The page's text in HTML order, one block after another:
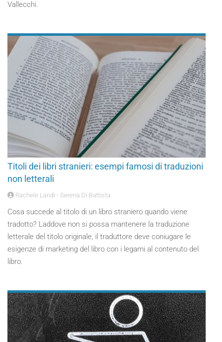
Vallecchi.
Titoli dei libri stranieri: esempi famosi di traduzioni
non letterali
Rachele Landi - Serena Di Battista
Cosa succede al titolo di un libro straniero quando viene
tradotto? Laddove non si possa mantenere la traduzione
letterale del titolo originale, il traduttore deve coniugare le
esigenze di marketing del libro con i legami al contenuto del
libro.